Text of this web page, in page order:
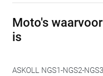
alles te laten passen.
Moto's
is
ASKOLL NGS1-NGS2-